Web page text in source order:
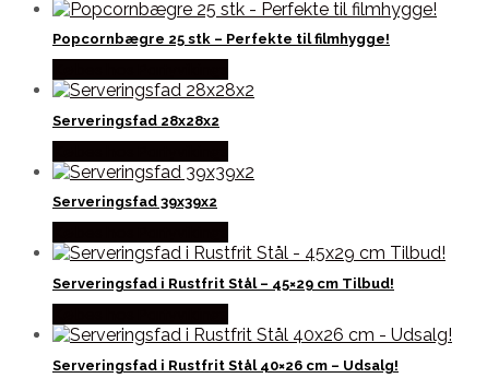
Popcornbægre 25 stk – Perfekte til filmhygge!
Serveringsfad 28x28x2
Serveringsfad 39x39x2
Serveringsfad i Rustfrit Stål – 45×29 cm Tilbud!
Serveringsfad i Rustfrit Stål 40×26 cm – Udsalg!